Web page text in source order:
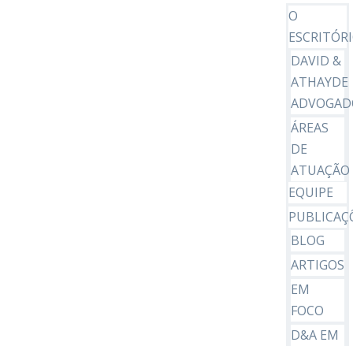
O
DAVID &
ATHAYDE
ÁREAS
DE
ATUAÇÃO
EQUIPE
BLOG
ARTIGOS
EM
FOCO
D&A EM